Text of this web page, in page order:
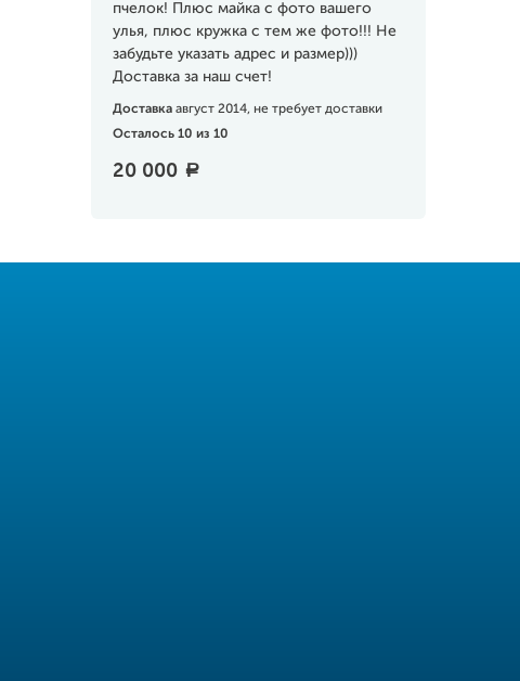
пчелок! Плюс майка с фото вашего
улья, плюс кружка с тем же фото!!! Не
забудьте указать адрес и размер)))
Доставка за наш счет!
Доставка август 2014, не требует доставки
Осталось 10 из 10
20 000 a